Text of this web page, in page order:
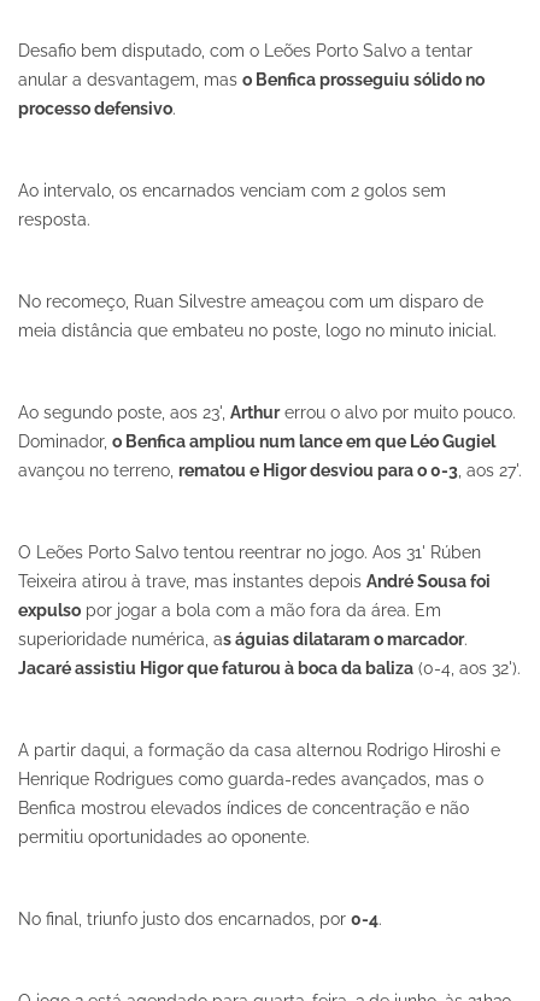
Desafio bem disputado, com o Leões Porto Salvo a tentar
anular a desvantagem, mas o Benfica prosseguiu sólido no
processo defensivo.
Ao intervalo, os encarnados venciam com 2 golos sem
resposta.
No recomeço, Ruan Silvestre ameaçou com um disparo de
meia distância que embateu no poste, logo no minuto inicial.
Ao segundo poste, aos 23', Arthurerrou o alvo por muito pouco.
Dominador, o Benfica ampliou num lance em que Léo Gugiel
avançou no terreno, rematou e Higor desviou para o 0-3 , aos 27'.
O Leões Porto Salvo tentou reentrar no jogo. Aos 31' Rúben
Teixeira atirou à trave, mas instantes depois André Sousa foi
expulso por jogar a bola com a mão fora da área. Em
superioridade numérica, as águias dilataram o marcador.
Jacaré assistiu Higor que faturou à boca da baliza (0-4, aos 32').
A partir daqui, a formação da casa alternou Rodrigo Hiroshi e
Henrique Rodrigues como guarda-redes avançados, mas o
Benfica mostrou elevados índices de concentração e não
permitiu oportunidades ao oponente.
No final, triunfo justo dos encarnados, por 0-4.